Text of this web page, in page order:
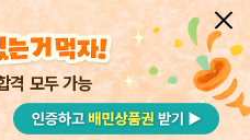
격 모두 가능
성목록